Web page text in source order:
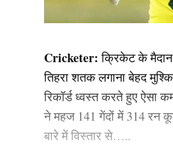
Cricketer: क्रिकेट के मैदान
तिहरा शतक लगाना बेहद
रिकॉर्ड ध्वस्त करते हुए ऐसा
ने महज 141 गेंदों में 314 रन
बारे में विस्तार से…..